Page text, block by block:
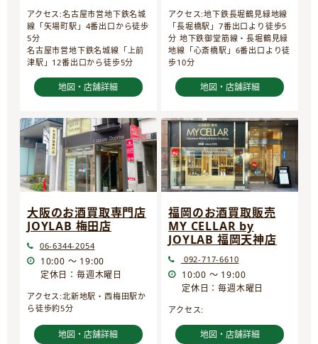
アクセス:名古屋市営地下鉄名城
線「矢場町駅」4番出口から徒歩
5分
名古屋市営地下鉄名城線「上前
津駅」12番出口から徒歩5分
地図・店舗詳細
アクセス:地下鉄長堀鶴見緑地線
「長堀橋駅」7番出口より徒歩5
分 地下鉄御堂筋線・長堀鶴見緑
地線「心斎橋駅」6番出口より徒
歩10分
地図・店舗詳細
大阪のお酒買取専門店
JOYLAB 梅田店
06-6344-2054
10:00 ～ 19:00
定休日：毎週木曜日
アクセス:北新地駅・西梅田駅か
ら徒歩約5分
地図・店舗詳細
福岡のお酒買取販売
MY CELLAR by
JOYLAB 福岡天神店
092-717-6610
10:00 ～ 19:00
定休日：毎週木曜日
アクセス:
地図・店舗詳細